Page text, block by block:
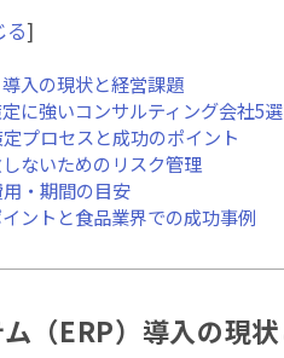
る]
入の現状と経営課題
に強いコンサルティング会社5選
プロセスと成功のポイント
ないためのリスク管理
・期間の目安
ントと食品業界での成功事例
（ERP）導入の現